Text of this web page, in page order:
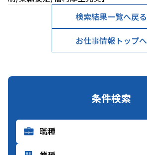
条件検索
検索結果一覧へ戻る
お仕事情報トップへ